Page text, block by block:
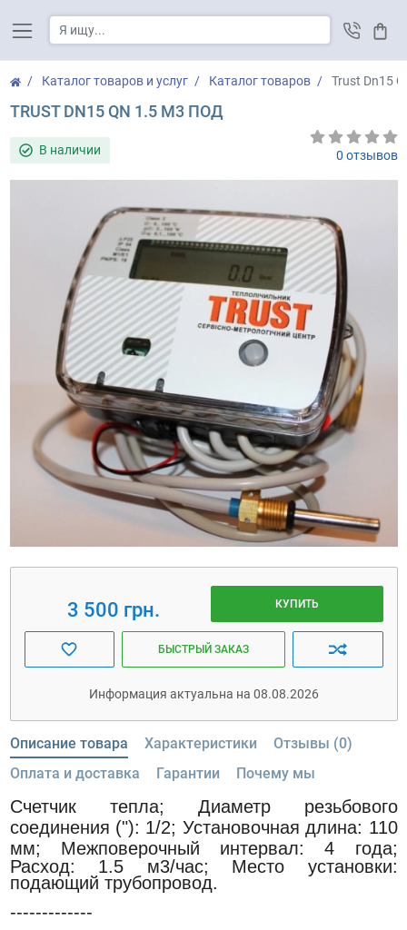
Каталог товаров и услуг Каталог товаров Trust Dn15
TRUST DN15 QN 1.5 M3 ПОД
В наличии 0 отзывов
3 500 грн. КУПИТЬ
БЫСТРЫЙ ЗАКАЗ
Информация актуальна на 08.08.2026
Описание товара Характеристики
Отзывы (0)
Оплата и доставка
Гарантии Почему мы
Счетчик тепла; Диаметр резьбового
соединения ("): 1/2; Установочная длина: 110
мм; Межповерочный интервал: 4 года;
Расход: 1.5 м3/час; Место установки:
подающий трубопровод.
-------------